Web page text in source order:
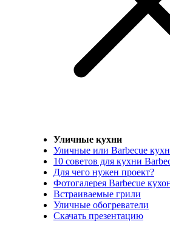
Уличные кухни
Уличные или Barbecue
10 советов для кухни
Для чего нужен проект?
Фотогалерея Barbecue
Встраиваемые грили
Уличные обогреватели
Скачать презентацию